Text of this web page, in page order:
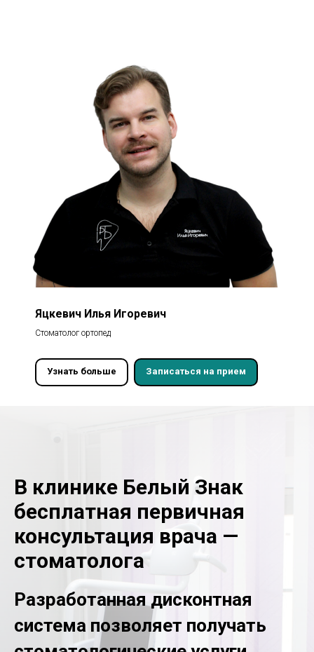
Яцкевич Илья Игоревич
Стоматолог ортопед
Узнать больше Записаться на прием
В клинике Белый Знак
бесплатная первичная
консультация врача —
стоматолога
Разработанная дисконтная
система позволяет получать